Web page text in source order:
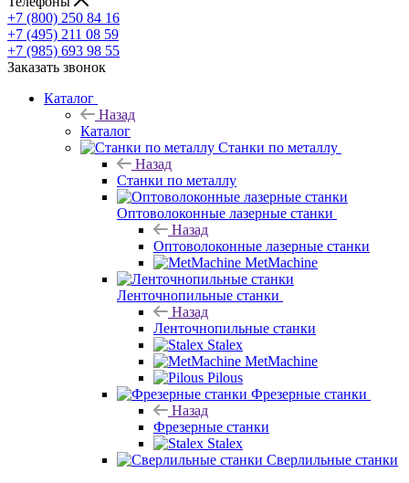
+7 (800) 250 84 16
+7 (495) 211 08 59
+7 (985) 693 98 55
Заказать звонок
Каталог
Назад
Каталог
Станки по металлу
Назад
Станки по металлу
Оптоволоконные лазерные станки
Назад
Оптоволоконные лазерные станки
MetMachine
Ленточнопильные станки
Назад
Ленточнопильные станки
Stalex
MetMachine
Pilous
Фрезерные станки
Назад
Фрезерные станки
Stalex
Сверлильные станки